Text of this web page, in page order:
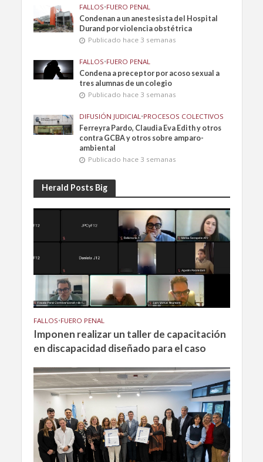
FALLOS•FUERO PENAL
Condenan a un anestesista del Hospital
Durand por violencia obstétrica
Publicado hace 3 semanas
FALLOS•FUERO PENAL
Condena a preceptor por acoso sexual a
tres alumnas de un colegio
Publicado hace 3 semanas
DIFUSIÓN JUDICIAL •PROCESOS COLECTIVOS
Ferreyra Pardo, Claudia Eva Edith y otros
contra GCBA y otros sobre amparo-
ambiental
Publicado hace 3 semanas
Herald Posts Big
FALLOS•FUERO PENAL
Imponen realizar un taller de capacitación
en discapacidad diseñado para el caso